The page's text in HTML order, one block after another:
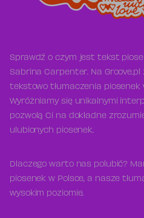
Sprawdź o czym jest tekst
Sabrina Carpenter. Na
tekstowo tłumaczenia piosenek
Wyróżniamy się unikalnymi
pozwolą Ci na dokładne
ulubionych piosenek.
Dlaczego warto nas polubić?
piosenek w Polsce, a nasze
wysokim poziomie.